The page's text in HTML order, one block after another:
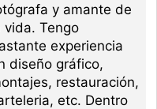
y amante de
vida. Tengo
experiencia
diseño gráfico,
restauración,
etc. Dentro